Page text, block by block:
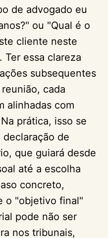
de advogado eu
ou "Qual é o
cliente neste
Ter essa clareza
subsequentes
cada
alinhadas com
prática, isso se
de
que guiará desde
até a escolha
concreto,
o "objetivo final"
pode não ser
nos tribunais,